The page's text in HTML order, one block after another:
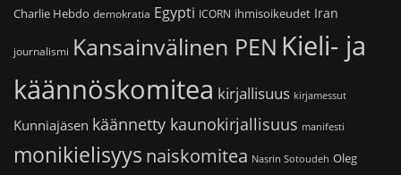
Charlie Hebdo demokratia Egypti ICORN ihmisoikeudet Iran
journalismi Kansainvälinen PEN Kieli- ja
käännöskomitea kirjallisuus kirjamessut
Kunniajäsen käännetty kaunokirjallisuus manifesti
monikielisyys naiskomitea Nasrin Sotoudeh Oleg